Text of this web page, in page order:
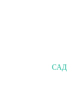
САД